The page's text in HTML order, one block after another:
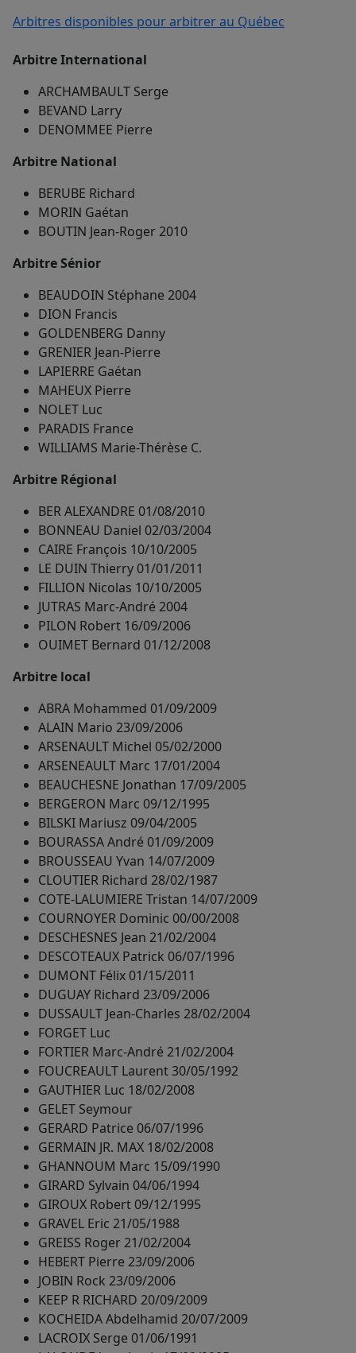
Arbitres disponibles pour arbitrer au Québec
Arbitre International
ARCHAMBAULT Serge
BEVAND Larry
DENOMMEE Pierre
Arbitre National
BERUBE Richard
MORIN Gaétan
BOUTIN Jean-Roger 2010
Arbitre Sénior
BEAUDOIN Stéphane 2004
DION Francis
GOLDENBERG Danny
GRENIER Jean-Pierre
LAPIERRE Gaétan
MAHEUX Pierre
NOLET Luc
PARADIS France
WILLIAMS Marie-Thérèse C.
Arbitre Régional
BER ALEXANDRE 01/08/2010
BONNEAU Daniel 02/03/2004
CAIRE François 10/10/2005
LE DUIN Thierry 01/01/2011
FILLION Nicolas 10/10/2005
JUTRAS Marc-André 2004
PILON Robert 16/09/2006
OUIMET Bernard 01/12/2008
Arbitre local
ABRA Mohammed 01/09/2009
ALAIN Mario 23/09/2006
ARSENAULT Michel 05/02/2000
ARSENEAULT Marc 17/01/2004
BEAUCHESNE Jonathan 17/09/2005
BERGERON Marc 09/12/1995
BILSKI Mariusz 09/04/2005
BOURASSA André 01/09/2009
BROUSSEAU Yvan 14/07/2009
CLOUTIER Richard 28/02/1987
COTE-LALUMIERE Tristan 14/07/2009
COURNOYER Dominic 00/00/2008
DESCHESNES Jean 21/02/2004
DESCOTEAUX Patrick 06/07/1996
DUMONT Félix 01/15/2011
DUGUAY Richard 23/09/2006
DUSSAULT Jean-Charles 28/02/2004
FORGET Luc
FORTIER Marc-André 21/02/2004
FOUCREAULT Laurent 30/05/1992
GAUTHIER Luc 18/02/2008
GELET Seymour
GERARD Patrice 06/07/1996
GERMAIN JR. MAX 18/02/2008
GHANNOUM Marc 15/09/1990
GIRARD Sylvain 04/06/1994
GIROUX Robert 09/12/1995
GRAVEL Eric 21/05/1988
GREISS Roger 21/02/2004
HEBERT Pierre 23/09/2006
JOBIN Rock 23/09/2006
KEEP R RICHARD 20/09/2009
KOCHEIDA Abdelhamid 20/07/2009
LACROIX Serge 01/06/1991